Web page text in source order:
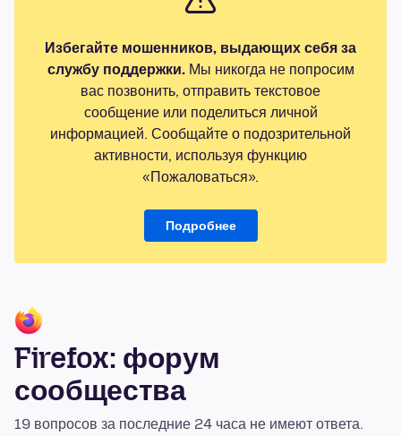
Избегайте мошенников, выдающих себя за
службу поддержки.Мы никогда не попросим
вас позвонить, отправить текстовое
сообщение или поделиться личной
информацией. Сообщайте о подозрительной
активности, используя функцию
«Пожаловаться».
Подробнее
Firefox: форум
сообщества
19 вопросов за последние 24 часа не имеют ответа.